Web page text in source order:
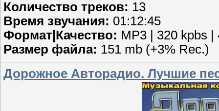
Количество треков: 13
Время звучания: 01:12:45
Формат|Качество: MP3 | 320 kpbs
Размер файла: 151 mb (+3% Rec.)
Дорожное Авторадио. Лучшие